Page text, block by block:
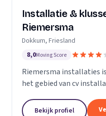
Installatie &
Riemersma
Dokkum, Friesland
8,0Moving Score
Riemersma installaties
het gebied van cv
kleine klussen,
Bekijk profiel